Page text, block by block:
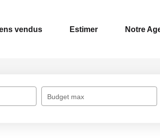
vendus Estimer Notre
Budget max